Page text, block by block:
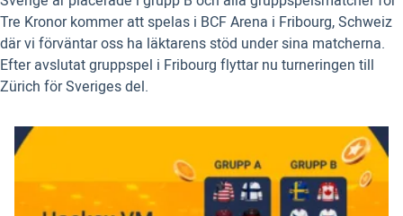
Tre Kronor kommer att spelas i BCF Arena i Fribourg, Schweiz
där vi förväntar oss ha läktarens stöd under sina matcherna.
Efter avslutat gruppspel i Fribourg flyttar nu turneringen till
Zürich för Sveriges del.